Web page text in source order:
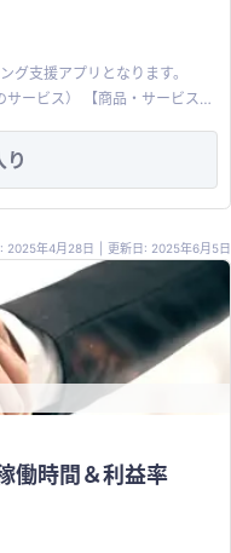
いので、ブルーオーシャンで
グ支援アプリとなります。
・サービスの
り） ・カスタマイズ制のある
る） ・取引先はEC事業者
集中のために譲渡先を探してい
ーがある会社様とのお取引を
いかと思われます。 ・
エンタープライズ企業の顧客
マーケプロダクトをお持ちの企
活用） ・Shopifyのエンタープ
、現プロダクトを、より収益
収益（月数万円）ですと譲渡
、シナジーがある企業です
円程度） ※保守等は一定今後
り
2025年4月28日 更新日: 2025年6月5日
働時間＆利益率